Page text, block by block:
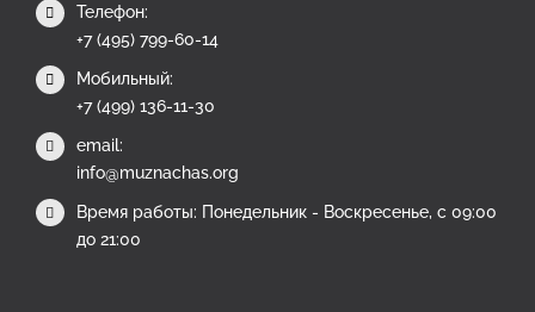
Телефон:
+7 (495) 799-60-14
Мобильный:
+7 (499) 136-11-30
email:
info@muznachas.org
Время работы: Понедельник - Воскресенье, с 09:00
до 21:00